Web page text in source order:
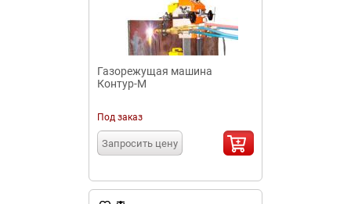
Газорежущая машина
Контур-М
Под заказ
Запросить цену